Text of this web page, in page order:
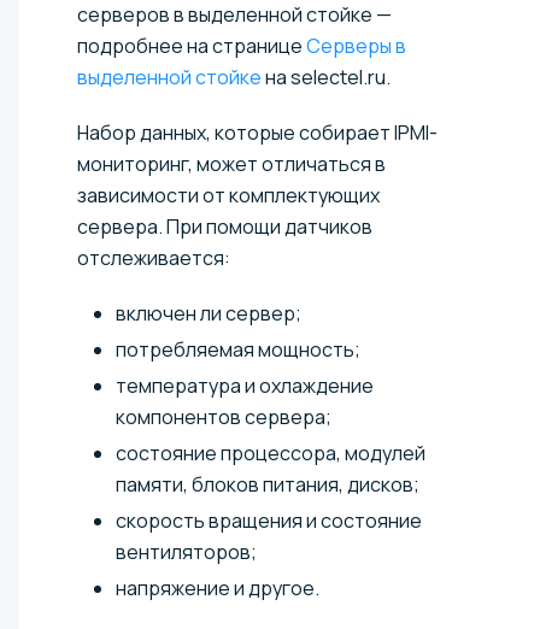
серверов в выделенной стойке —
подробнее на страницеСерверы в
выделенной стойкена selectel.ru.
Набор данных, которые собирает IPMI-
мониторинг, может отличаться в
зависимости от комплектующих
сервера. При помощи датчиков
отслеживается:
включен ли сервер;
потребляемая мощность;
температура и охлаждение
компонентов сервера;
состояние процессора, модулей
памяти, блоков питания, дисков;
скорость вращения и состояние
вентиляторов;
напряжение и другое.